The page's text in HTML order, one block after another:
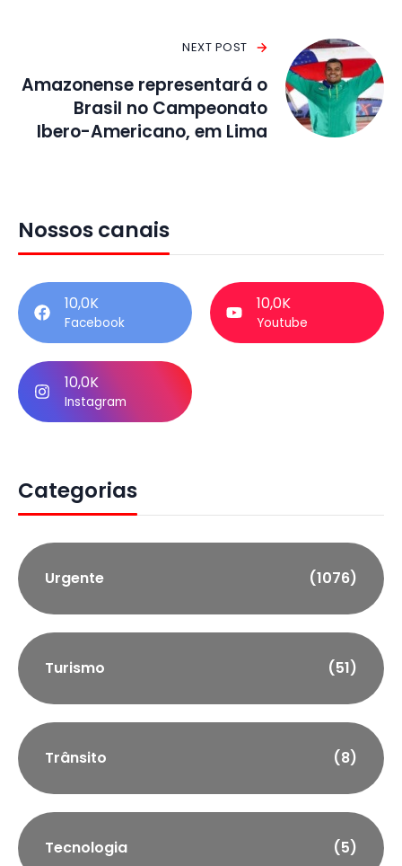
NEXT POST
Amazonense representará o
Brasil no Campeonato
Ibero-Americano, em Lima
Nossos canais
10,0K
Facebook
10,0K
Youtube
10,0K
Instagram
Categorias
Urgente (1076)
Turismo (51)
Trânsito (8)
Tecnologia (5)